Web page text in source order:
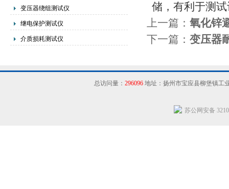
变压器绕组测试仪
继电保护测试仪
介质损耗测试仪
储，有利于测
上一篇： 氧化锌
下一篇： 变压器
总访问量： 296096 地址：扬州市宝应县柳堡镇工
苏公网安备